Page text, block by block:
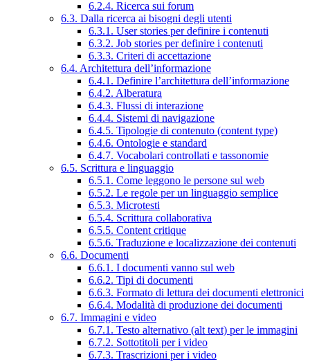
6.2.4. Ricerca sui forum
6.3. Dalla ricerca ai bisogni degli utenti
6.3.1. User stories per definire i contenuti
6.3.2. Job stories per definire i contenuti
6.3.3. Criteri di accettazione
6.4. Architettura dell’informazione
6.4.1. Definire l’architettura dell’informazione
6.4.2. Alberatura
6.4.3. Flussi di interazione
6.4.4. Sistemi di navigazione
6.4.5. Tipologie di contenuto (content type)
6.4.6. Ontologie e standard
6.4.7. Vocabolari controllati e tassonomie
6.5. Scrittura e linguaggio
6.5.1. Come leggono le persone sul web
6.5.2. Le regole per un linguaggio semplice
6.5.3. Microtesti
6.5.4. Scrittura collaborativa
6.5.5. Content critique
6.5.6. Traduzione e localizzazione dei contenuti
6.6. Documenti
6.6.1. I documenti vanno sul web
6.6.2. Tipi di documenti
6.6.3. Formato di lettura dei documenti elettronici
6.6.4. Modalità di produzione dei documenti
6.7. Immagini e video
6.7.1. Testo alternativo (alt text) per le immagini
6.7.2. Sottotitoli per i video
6.7.3. Trascrizioni per i video